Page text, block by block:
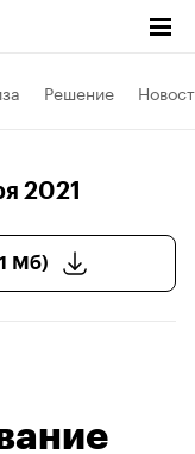
Решение
2021
Мб)